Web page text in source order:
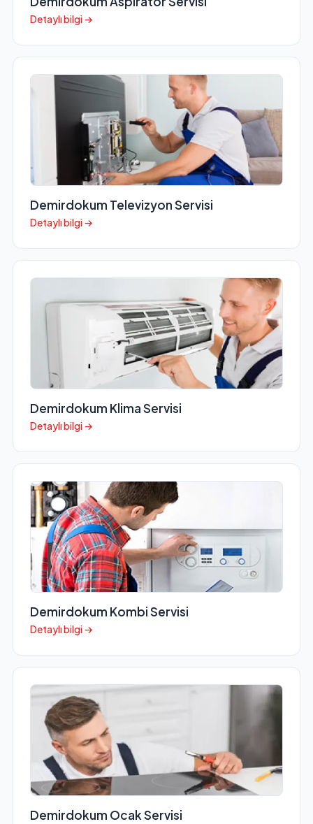
Detaylı bilgi →
Demirdokum Televizyon Servisi
Detaylı bilgi →
Demirdokum Klima Servisi
Detaylı bilgi →
Demirdokum Kombi Servisi
Detaylı bilgi →
Demirdokum Ocak Servisi